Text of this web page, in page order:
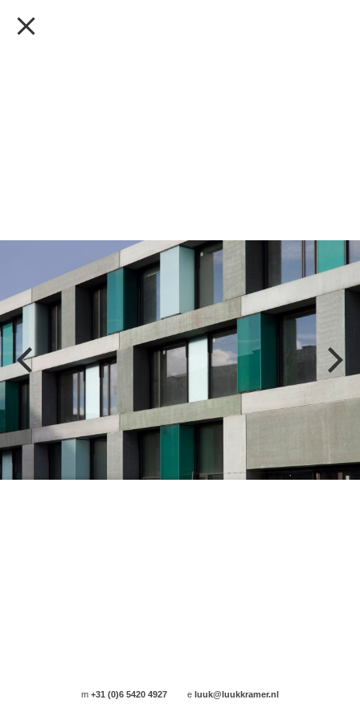
m+31 (0)6 5420 4927 e luuk@luukkramer.nl